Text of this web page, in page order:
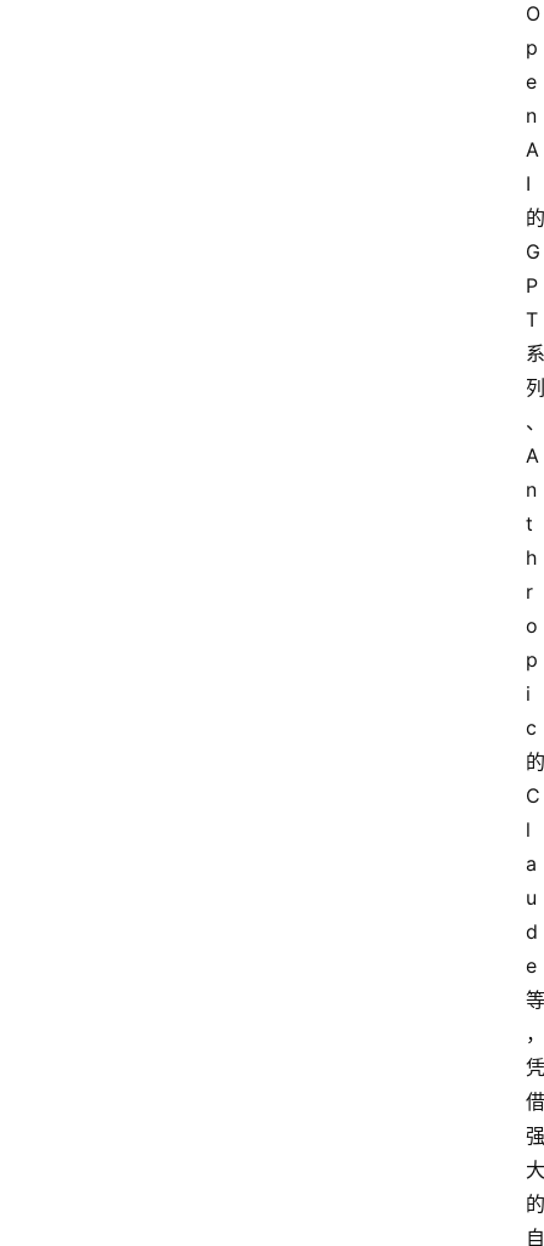
O
p
e
n
A
I
的
G
P
T
系
列
、
A
n
t
h
r
o
p
i
c
的
C
l
a
u
d
e
等
，
凭
借
强
大
的
自